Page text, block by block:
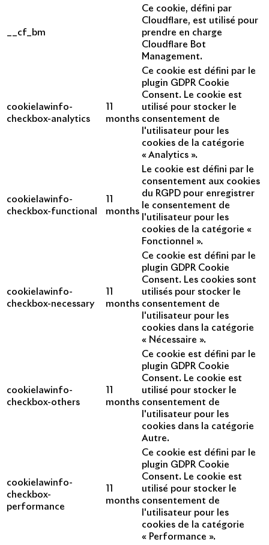
__cf_bm
Ce cookie, défini par
Cloudflare, est utilisé pour
prendre en charge
Cloudflare Bot
Management.
cookielawinfo-
checkbox-analytics
months
Ce cookie est défini par le
plugin GDPR Cookie
Consent. Le cookie est
utilisé pour stocker le
consentement de
l'utilisateur pour les
cookies de la catégorie
« Analytics ».
cookielawinfo-
checkbox-functional
months
Le cookie est défini par le
consentement aux cookies
du RGPD pour enregistrer
le consentement de
l'utilisateur pour les
cookies de la catégorie «
Fonctionnel ».
cookielawinfo-
checkbox-necessary
months
Ce cookie est défini par le
plugin GDPR Cookie
Consent. Les cookies sont
utilisés pour stocker le
consentement de
l'utilisateur pour les
cookies dans la catégorie
« Nécessaire ».
cookielawinfo-
checkbox-others
months
Ce cookie est défini par le
plugin GDPR Cookie
Consent. Le cookie est
utilisé pour stocker le
consentement de
l'utilisateur pour les
cookies dans la catégorie
Autre.
cookielawinfo-
checkbox-
performance
months
Ce cookie est défini par le
plugin GDPR Cookie
Consent. Le cookie est
utilisé pour stocker le
consentement de
l'utilisateur pour les
cookies de la catégorie
« Performance ».